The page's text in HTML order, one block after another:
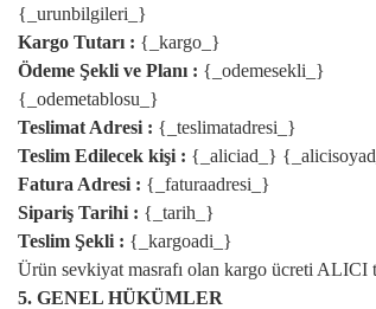
{_urunbilgileri_}
Kargo Tutarı : {_kargo_}
Ödeme Şekli ve Planı : {_odemesekli_}
{_odemetablosu_}
Teslimat Adresi : {_teslimatadresi_}
Teslim Edilecek kişi : {_aliciad_}
Fatura Adresi : {_faturaadresi_}
Sipariş Tarihi : {_tarih_}
Teslim Şekli : {_kargoadi_}
Ürün sevkiyat masrafı olan kargo ücreti ALICI
5. GENEL HÜKÜMLER